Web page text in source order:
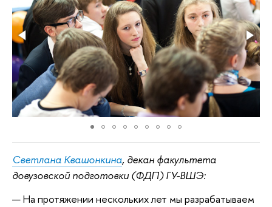
Светлана Квашонкина, декан факультета
довузовской подготовки (ФДП) ГУ-ВШЭ:
— На протяжении нескольких лет мы разрабатываем